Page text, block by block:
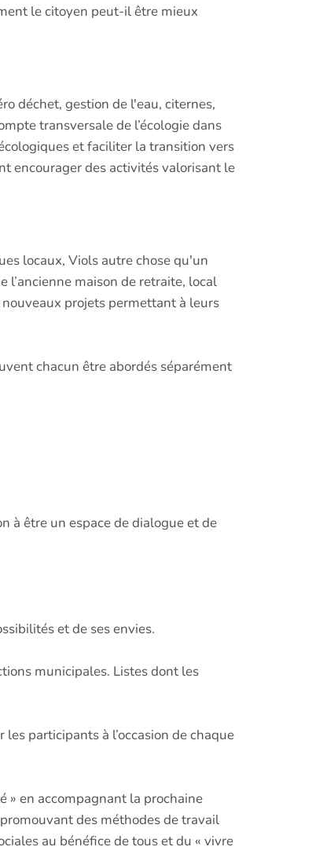
le citoyen peut-il être mieux
déchet, gestion de l'eau, citernes,
transversale de l’écologie dans
et faciliter la transition vers
encourager des activités valorisant le
locaux, Viols autre chose qu'un
l’ancienne maison de retraite, local
projets permettant à leurs
chacun être abordés séparément
à être un espace de dialogue et de
et de ses envies.
municipales. Listes dont les
participants à l’occasion de chaque
» en accompagnant la prochaine
des méthodes de travail
au bénéfice de tous et du « vivre